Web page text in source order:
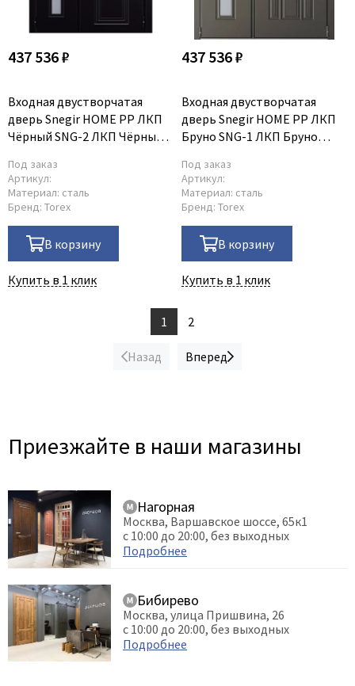
437 536 ₽
Входная двустворчатая
дверь Snegir HOME PP ЛКП
Чёрный SNG-2 ЛКП Чёрный
Под заказ
Артикул:
Материал: сталь
Бренд: Torex
В корзину
Купить в 1 клик
437 536 ₽
Входная двустворчатая
дверь Snegir HOME PP ЛКП
Бруно SNG-1 ЛКП Бруно
Под заказ
Артикул:
Материал: сталь
Бренд: Torex
В корзину
Купить в 1 клик
Назад
1 2
Вперед
Приезжайте в наши магазины
Нагорная
Москва, Варшавское шоссе, 65к1
с 10:00 до 20:00, без выходных
Подробнее
Бибирево
Москва, улица Пришвина, 26
с 10:00 до 20:00, без выходных
Подробнее